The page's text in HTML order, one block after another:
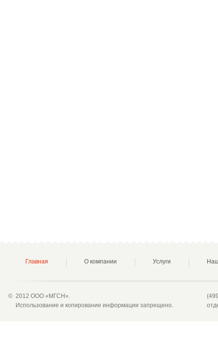
Главная О компании Услуги
© 2012 ООО «МГСН».
Использование и копирование информации запрещено.